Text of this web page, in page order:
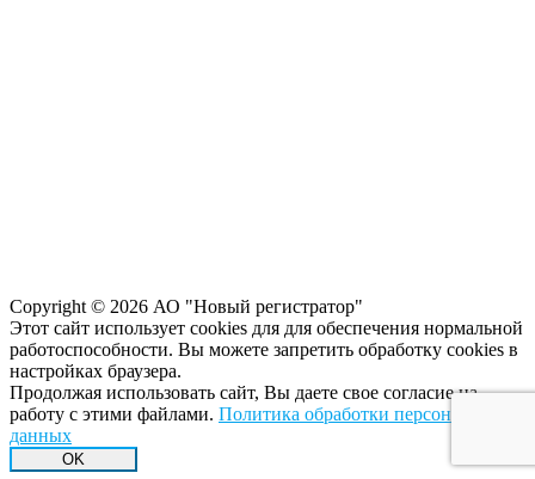
Copyright © 2026 АО "Новый регистратор"
Этот сайт использует cookies для для обеспечения нормальной
работоспособности. Вы можете запретить обработку сookies в
настройках браузера.
Продолжая использовать сайт, Вы даете свое согласие на
работу с этими файлами. Политика обработки персональных
данных
OK